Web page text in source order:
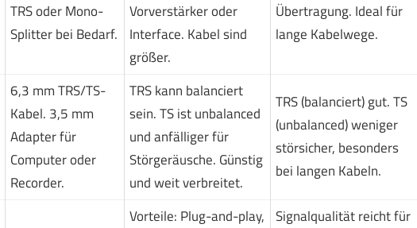
TRS oder Mono-
Splitter bei Bedarf.
Vorverstärker oder
Interface. Kabel sind
größer.
Übertragung. Ideal für
lange Kabelwege.
6,3 mm TRS/TS-
Kabel. 3,5 mm
Adapter für
Computer oder
Recorder.
TRS kann balanciert
sein. TS ist unbalanced
und anfälliger für
Störgeräusche. Günstig
und weit verbreitet.
TRS (balanciert) gut. TS
(unbalanced) weniger
störsicher, besonders
bei langen Kabeln.
Vorteile: Plug-and-play, Signalqualität reicht für